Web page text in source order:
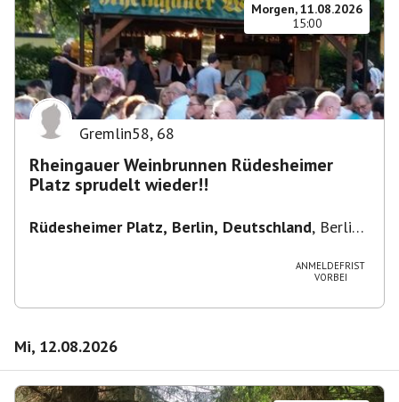
Morgen, 11.08.2026
15:00
Gremlin58, 68
Rheingauer Weinbrunnen Rüdesheimer
Platz sprudelt wieder!!
Rüdesheimer Platz, Berlin, Deutschland, Berlin-
ANMELDEFRIST
VORBEI
Mi, 12.08.2026